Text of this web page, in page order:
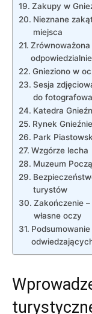
Zakupy w
Nieznane
miejsca
odpowiedzialnie
Gnieziono‌ w
Sesja
do⁣
Katedra
Rynek
Park
Wzgórze lecha
Muzeum
turystów
Zakończenie
własne oczy